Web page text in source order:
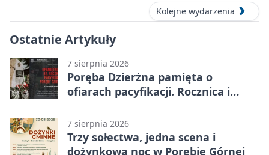
Kolejne wydarzenia
Ostatnie Artykuły
7 sierpnia 2026
Poręba Dzierżna pamięta o
ofiarach pacyfikacji. Rocznica i
7 sierpnia 2026
Trzy sołectwa, jedna scena i
dożynkowa noc w Porębie Górnej